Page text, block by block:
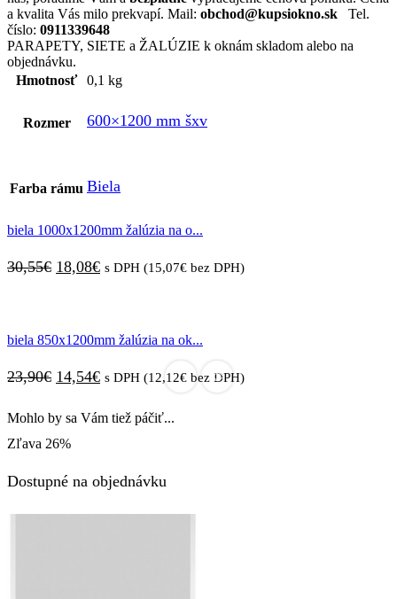
a kvalita Vás milo prekvapí. Mail: obchod@kupsiokno.sk Tel.
číslo: 0911339648
PARAPETY, SIETE a ŽALÚZIE k oknám skladom alebo na
objednávku.
Hmotnosť
0,1 kg
Rozmer 600×1200 mm šxv
Farba rámu Biela
biela 1000x1200mm žalúzia na o...
30,55€ Pôvodná
30,55€.
18,08€Aktuálna
18,08€.
s DPH (15,07€ bez DPH)
biela 850x1200mm žalúzia na ok...
23,90€ Pôvodná
bola:
23,90€.
14,54€Aktuálna
je:
s DPH (12,12€ bez DPH)
Mohlo by sa Vám tiež páčiť...
Zľava 26%
Dostupné na objednávku